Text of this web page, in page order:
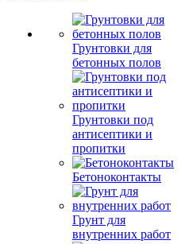
Грунтовки для
бетонных полов
Грунтовки под
антисептики и
пропитки
Бетоноконтакты
Грунт для
внутренних работ